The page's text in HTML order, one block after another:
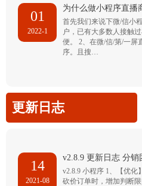
01
2022-1
为什么做小程序直播
首先我们来说下微/信小
户，已有大多数人接触
便。 2、在微/信/第/一屏
序。且搜…
更新日志
14
2021-08
v2.8.9 更新日志 分
v2.8.9 小程序 1、【优化
砍价订单时，增加判断